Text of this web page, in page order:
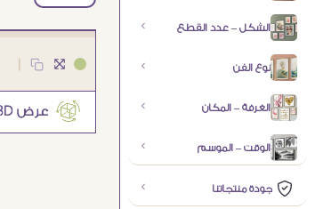
الشكل – عدد القطع
نوع الفن
الغرفة – المكان
الوقت – الموسم
جودة منتجاتنا